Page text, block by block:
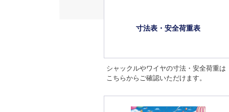
寸法表・安全荷重表
シャックルやワイヤの寸法・安全荷重は
こちらからご確認いただけます。